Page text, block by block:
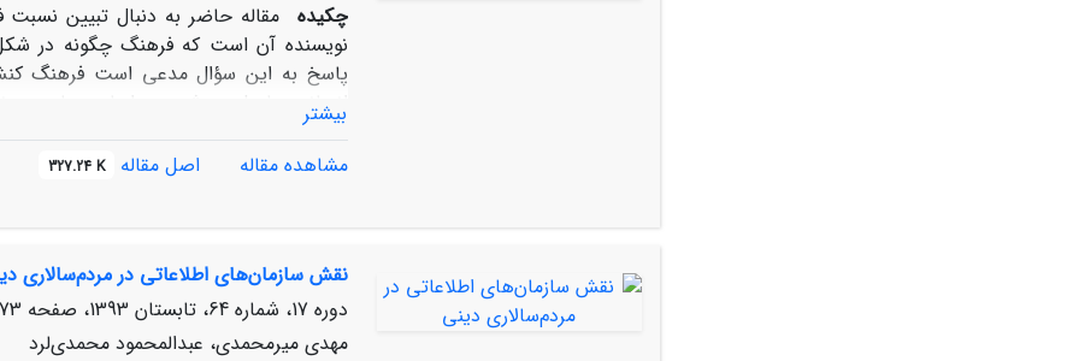
چکیده
مقاله حاضر به دنبال تبیین
نویسنده آن است که فرهنگ چگونه در
پاسخ به این سؤال مدعی است فرهنگ
انسانی حاصل می‌شود. بر اساس چارچوب
سازگاری میان گفتمان‌های فرهنگی حاکم
گفتمان نیز منشأ ناامنی و بی‌ثباتی
بیشتر
مشاهده مقاله
اصل مقاله 327.24 K
نقش سازمان‌های اطلاعاتی در مردم‌سالاری
دوره 17، شماره 64، تابستان 1393، صفحه
196
مهدی میرمحمدی، عبدالمحمود محمدی‌لرد